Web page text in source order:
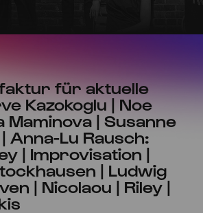
für aktuelle
Kazokoglu | Noe
Maminova | Susanne
Anna-Lu Rausch:
| Improvisation |
| Ludwig
| Nicolaou | Riley |